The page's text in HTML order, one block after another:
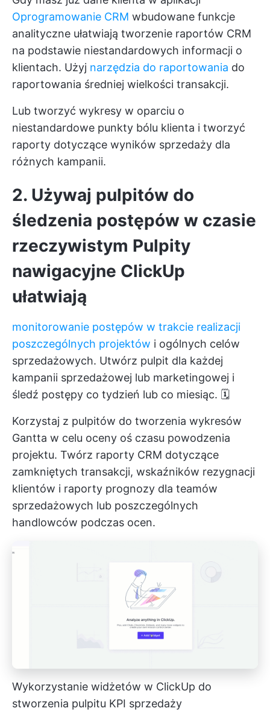
Oprogramowanie CRM wbudowane funkcje
analityczne ułatwiają tworzenie raportów CRM
na podstawie niestandardowych informacji o
klientach. Użyj narzędzia do raportowania do
raportowania średniej wielkości transakcji.
Lub tworzyć wykresy w oparciu o
niestandardowe punkty bólu klienta i tworzyć
raporty dotyczące wyników sprzedaży dla
różnych kampanii.
2. Używaj pulpitów do
śledzenia postępów w czasie
rzeczywistym Pulpity
nawigacyjne ClickUp
ułatwiają
monitorowanie postępów w trakcie realizacji
poszczególnych projektów i ogólnych celów
sprzedażowych. Utwórz pulpit dla każdej
kampanii sprzedażowej lub marketingowej i
śledź postępy co tydzień lub co miesiąc. 🗓️
Korzystaj z pulpitów do tworzenia wykresów
Gantta w celu oceny oś czasu powodzenia
projektu. Twórz raporty CRM dotyczące
zamkniętych transakcji, wskaźników rezygnacji
klientów i raporty prognozy dla teamów
sprzedażowych lub poszczególnych
handlowców podczas ocen.
Wykorzystanie widżetów w ClickUp do
stworzenia pulpitu KPI sprzedaży